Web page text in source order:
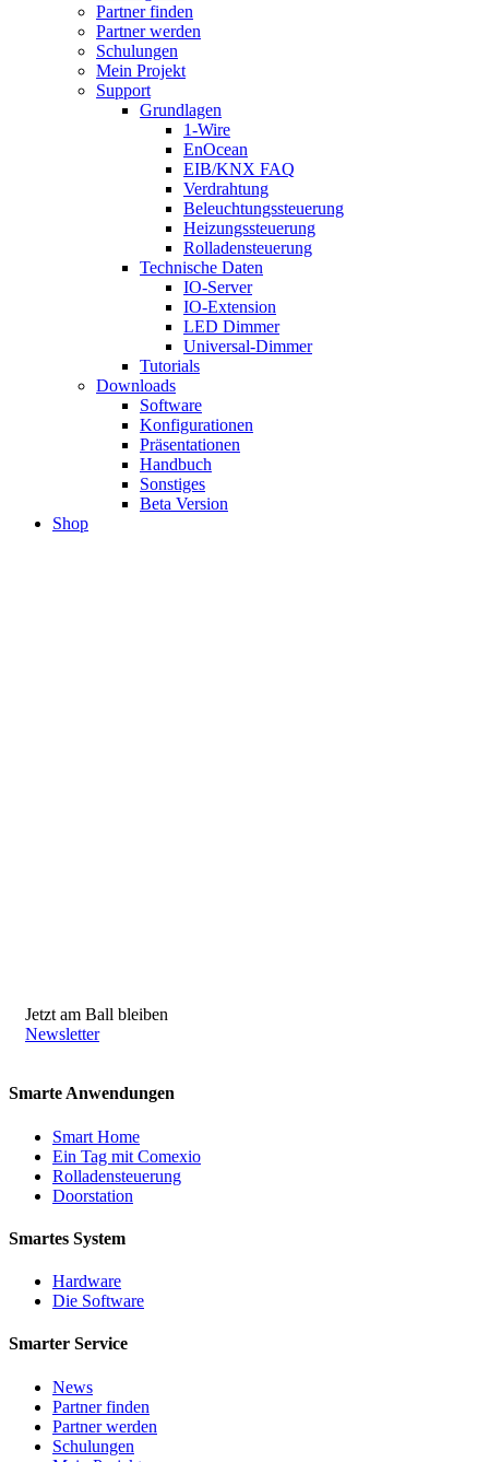
Partner finden
Partner werden
Schulungen
Mein Projekt
Support
Grundlagen
1-Wire
EnOcean
EIB/KNX FAQ
Verdrahtung
Beleuchtungssteuerung
Heizungssteuerung
Rolladensteuerung
Technische Daten
IO-Server
IO-Extension
LED Dimmer
Universal-Dimmer
Tutorials
Downloads
Software
Konfigurationen
Präsentationen
Handbuch
Sonstiges
Beta Version
Shop
Jetzt am Ball bleiben
Newsletter
Smarte Anwendungen
Smart Home
Ein Tag mit Comexio
Rolladensteuerung
Doorstation
Smartes System
Hardware
Die Software
Smarter Service
News
Partner finden
Partner werden
Schulungen